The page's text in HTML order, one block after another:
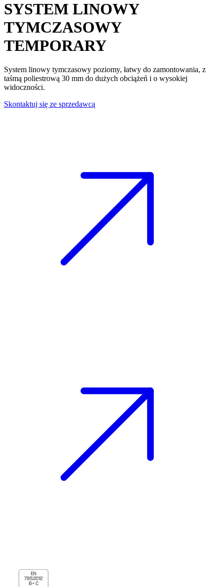
SYSTEM LINOWY
TYMCZASOWY
TEMPORARY
System linowy tymczasowy poziomy, łatwy do zamontowania, z
taśmą poliestrową 30 mm do dużych obciążeń i o wysokiej
widoczności.
Skontaktuj się ze sprzedawcą
EN
795:2012
B + C